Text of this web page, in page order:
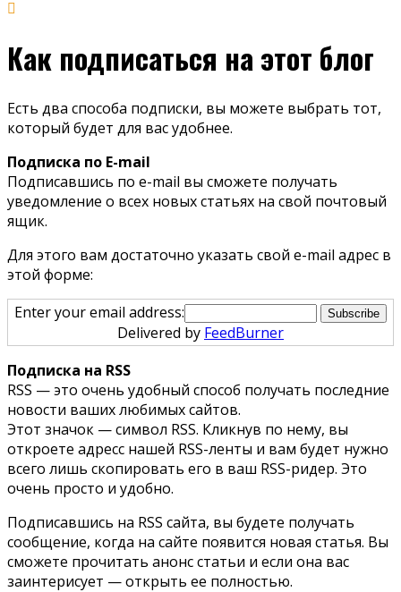
Как подписаться на этот блог
Есть два способа подписки, вы можете выбрать тот,
который будет для вас удобнее.
Подписка по E-mail
Подписавшись по e-mail вы сможете получать
уведомление о всех новых статьях на свой почтовый
ящик.
Для этого вам достаточно указать свой e-mail адрес в
этой форме:
Enter your email address:
Delivered by FeedBurner
Подписка на RSS
RSS — это очень удобный способ получать последние
новости ваших любимых сайтов.
Этот значок — символ RSS. Кликнув по нему, вы
откроете адресс нашей RSS-ленты и вам будет нужно
всего лишь скопировать его в ваш RSS-ридер. Это
очень просто и удобно.
Подписавшись на RSS сайта, вы будете получать
сообщение, когда на сайте появится новая статья. Вы
сможете прочитать анонс статьи и если она вас
заинтерисует — открыть ее полностью.